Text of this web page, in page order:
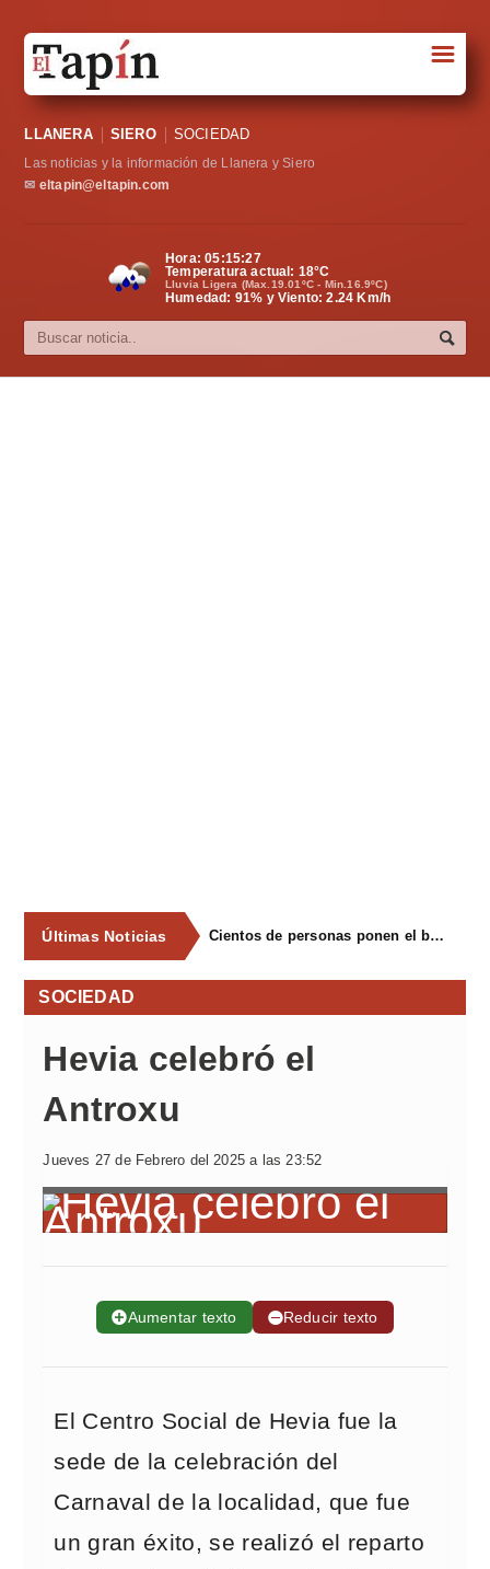
Sociedad
Política
Cultura
☰
LLANERA SIERO SOCIEDAD
Las noticias y la información de Llanera y Siero
✉ eltapin@eltapin.com
Hora:05:15:28
Temperatura actual: 18°C
Lluvia Ligera (Max.19.01ºC - Min.16.9ºC)
Humedad: 91% y Viento: 2.24 Km/h
Últimas Noticias Cientos de personas ponen el broche final a las fiestas de La Salud de Lieres con la tradicional merienda
SOCIEDAD
Hevia celebró el
Antroxu
Jueves 27 de Febrero del 2025 a las 23:52
➕Aumentar texto ➖Reducir texto
El Centro Social de Hevia fue la
sede de la celebración del
Carnaval de la localidad, que fue
un gran éxito, se realizó el reparto